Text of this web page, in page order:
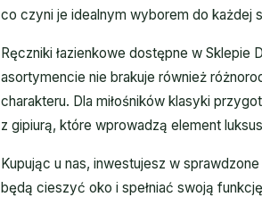
co czyni je idealnym wyborem do każdej
Ręczniki łazienkowe dostępne w Sklepie
asortymencie nie brakuje również
charakteru. Dla miłośników klasyki
z gipiurą, które wprowadzą element
Kupując u nas, inwestujesz w
będą cieszyć oko i spełniać swoją